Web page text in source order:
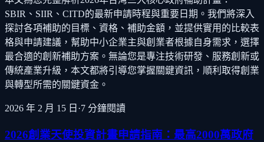
SBIR、SIIR、CITD的最新申請時程與重要日期。我們將深入
探討各項補助的目標、資格、補助金額，並提供實用的比較表
格與申請建議，幫助中小企業主與創業者根據自身需求，選擇
最合適的創新補助方案。無論您是專注技術研發、服務創新或
傳統產業升級，本文都將引導您掌握關鍵資訊，順利取得創業
與轉型所需的關鍵資金。
2026 年 2 月 15 日 ·7 分鐘閱讀
2026創業天使投資計畫申請指南：最高2000萬政府